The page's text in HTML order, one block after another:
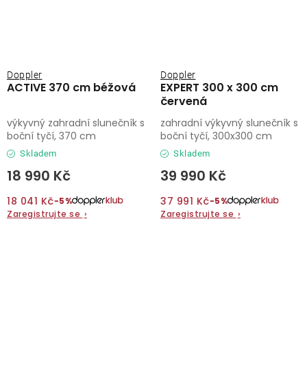
ACTIVE 370 cm béžová
Doppler
Skladem
18 990 Kč
18 041 Kč−5%
Zaregistrujte se ›
výkyvný zahradní slunečník s
boční tyčí, 370 cm
EXPERT 300 x 300 cm
červená
Doppler
Skladem
39 990 Kč
37 991 Kč−5%
Zaregistrujte se ›
zahradní výkyvný slunečník s
boční tyčí, 300x300 cm